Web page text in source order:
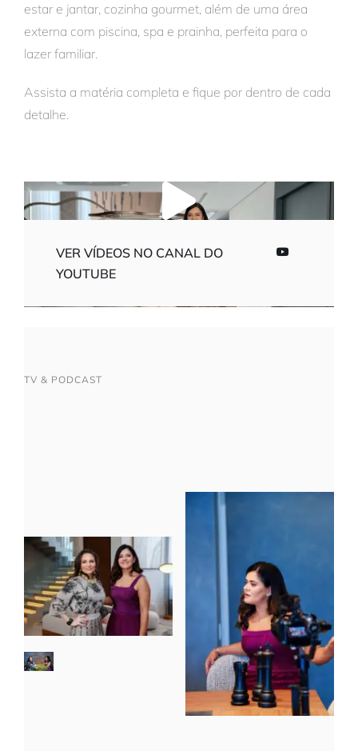
estar e jantar, cozinha gourmet, além de uma área
externa com piscina, spa e prainha, perfeita para o
lazer familiar.
Assista a matéria completa e fique por dentro de cada
detalhe.
VER VÍDEOS NO CANAL DO
YOUTUBE
TV & PODCAST